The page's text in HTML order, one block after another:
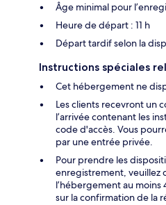
Âge minimal pour
Heure de départ : 11 h
Départ tardif selon la
Instructions spéciales
Cet hébergement ne
Les clients recevront un
l’arrivée contenant les
code d'accès. Vous
par une entrée privée.
Pour prendre les
enregistrement, veuillez
l’hébergement au
sur la confirmation de la